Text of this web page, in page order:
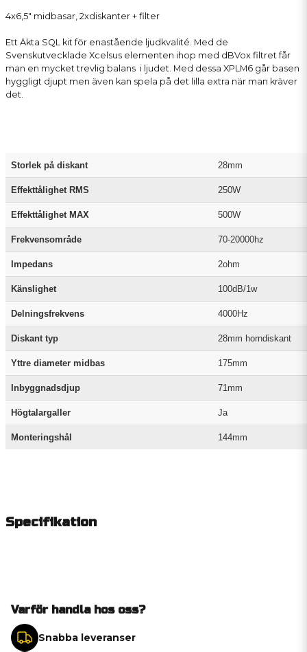
4x6,5" midbasar, 2xdiskanter + filter
Ett Äkta SQL kit för enastående ljudkvalité. Med de
Svenskutvecklade Xcelsus elementen ihop med dBVox filtret får
man en mycket trevlig balans i ljudet. Med dessa XPLM6 går basen
hyggligt djupt men även kan spela på det lilla extra när man kräver
det.
Storlek på diskant 28mm
Effekttålighet RMS 250W
Effekttålighet MAX 500W
Frekvensområde 70-20000hz
Impedans 2ohm
Känslighet 100dB/1w
Delningsfrekvens 4000Hz
Diskant typ 28mm horndiskant
Yttre diameter midbas 175mm
Inbyggnadsdjup 71mm
Högtalargaller Ja
Monteringshål 144mm
Specifikation
Varför handla hos oss?
Snabba leveranser